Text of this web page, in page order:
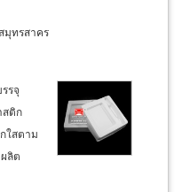
มุทรสาคร
รจุ
ติก
ใสตาม
ลิต